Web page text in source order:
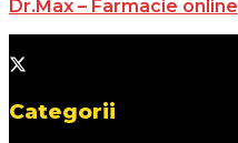
Dr.Max – Farmacie online
Categorii